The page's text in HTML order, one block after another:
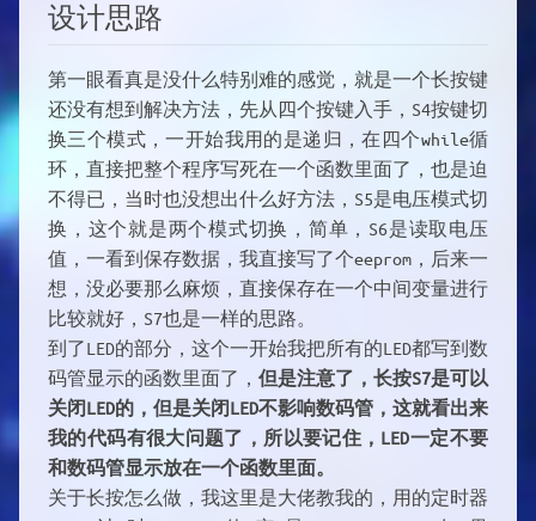
设计思路
第一眼看真是没什么特别难的感觉，就是一个长按键
还没有想到解决方法，先从四个按键入手，S4按键切
换三个模式，一开始我用的是递归，在四个while循
环，直接把整个程序写死在一个函数里面了，也是迫
不得已，当时也没想出什么好方法，S5是电压模式切
换，这个就是两个模式切换，简单，S6是读取电压
值，一看到保存数据，我直接写了个eeprom，后来一
想，没必要那么麻烦，直接保存在一个中间变量进行
比较就好，S7也是一样的思路。
到了LED的部分，这个一开始我把所有的LED都写到数
码管显示的函数里面了， 但是注意了，长按S7是可以
关闭LED的，但是关闭LED不影响数码管，这就看出来
我的代码有很大问题了，所以要记住，LED一定不要
和数码管显示放在一个函数里面。
关于长按怎么做，我这里是大佬教我的，用的定时器